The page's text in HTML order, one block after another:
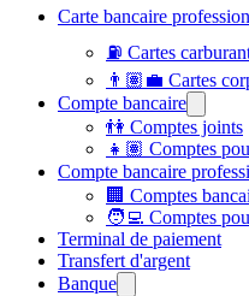
Carte bancaire
⛽ Cartes
👨🏽‍💼 Cartes
Compte bancaire
👫 Comptes joints
👧🏽 Comptes
Compte bancaire
🏢 Comptes
🧑‍💻 Comptes
Terminal de paiement
Transfert d'argent
Banque